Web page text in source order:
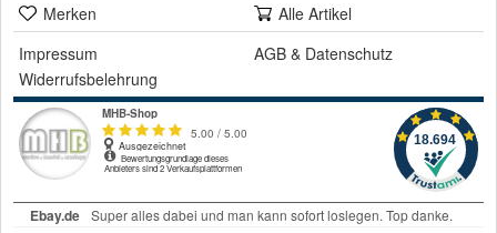
Merken
Alle Artikel
Impressum
AGB & Datenschutz
Widerrufsbelehrung